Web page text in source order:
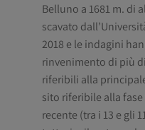
Belluno a 1681 m. di
scavato
2018 e le indagini
rinvenimento di più
riferibili alla
sito riferibile alla
recente (tra i 13 e gli